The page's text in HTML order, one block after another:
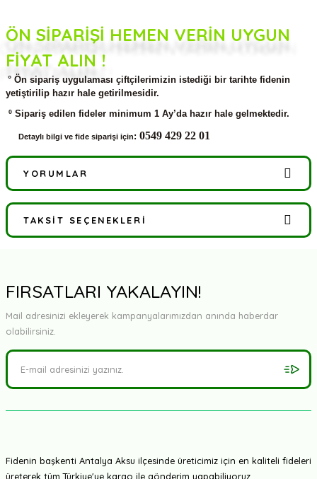
ÖN SİPARİŞİ HEMEN VERİN UYGUN
FİYAT ALIN !
° Ön sipariş uygulaması çiftçilerimizin istediği bir tarihte fidenin
yetiştirilip hazır hale getirilmesidir.
º Sipariş edilen fideler minimum 1 Ay’da hazır hale gelmektedir.
Detaylı bilgi ve fide siparişi için: 0549 429 22 01
YORUMLAR
Bu ürüne ilk yorumu siz yapın!
TAKSIT SEÇENEKLERI
FIRSATLARI YAKALAYIN!
Mail adresinizi ekleyerek kampanyalarımızdan anında haberdar
olabilirsiniz.
Fidenin başkenti Antalya Aksu ilçesinde üreticimiz için en kaliteli fideleri
üreterek tüm Türkiye'ye kargo ile gönderim yapabiliyoruz.